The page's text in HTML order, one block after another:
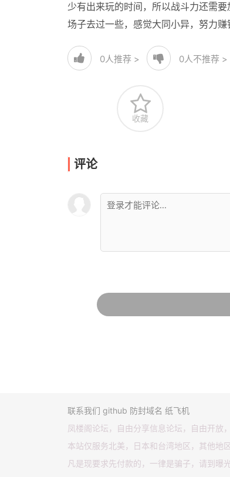
少有出来玩的时间，所以战斗力还需
场子去过一些，感觉大同小异，努力
0人推荐 > 0人不推荐 >
收藏
评论
联系我们 github 防封域名 纸飞机
凤楼阁论坛，自由分享信息论坛，自由开放
本站仅服务北美，日本和台湾地区，其他地
凡是现要求先付款的，一律是骗子，请到曝